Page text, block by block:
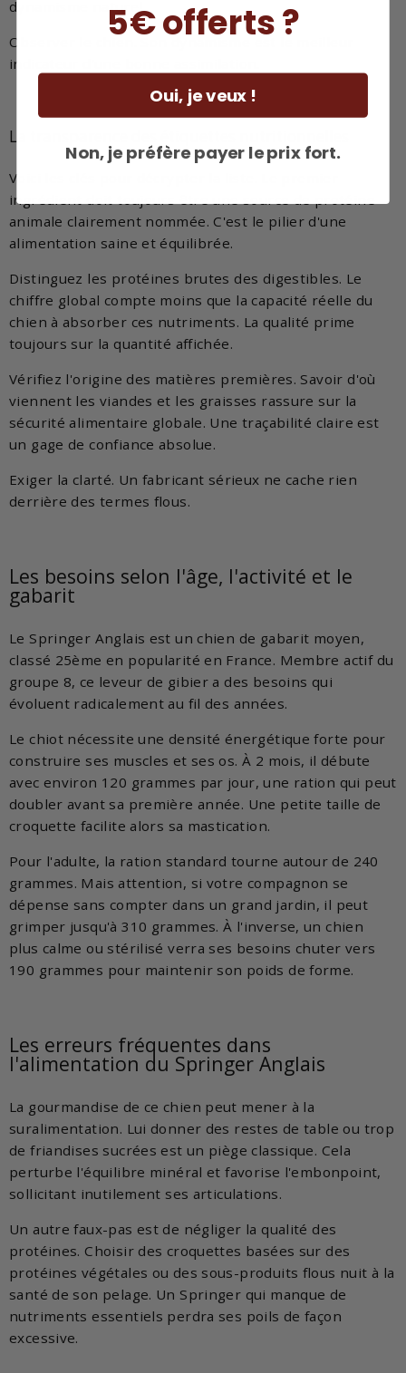
dynamisme naturel.
Observer le chien. Son dynamisme est le meilleur
indicateur d'une bonne assimilation.
La transparence des étiquettes nutritionnelles
Voici les clés pour décrypter la liste. Le premier
ingrédient doit toujours être une source de protéine
animale clairement nommée. C'est le pilier d'une
alimentation saine et équilibrée.
Distinguez les protéines brutes des digestibles. Le
chiffre global compte moins que la capacité réelle du
chien à absorber ces nutriments. La qualité prime
toujours sur la quantité affichée.
Vérifiez l'origine des matières premières. Savoir d'où
viennent les viandes et les graisses rassure sur la
sécurité alimentaire globale. Une traçabilité claire est
un gage de confiance absolue.
Exiger la clarté. Un fabricant sérieux ne cache rien
derrière des termes flous.
Les besoins selon l'âge, l'activité et le
gabarit
Le Springer Anglais est un chien de gabarit moyen,
classé 25ème en popularité en France. Membre actif du
groupe 8, ce leveur de gibier a des besoins qui
évoluent radicalement au fil des années.
Le chiot nécessite une densité énergétique forte pour
construire ses muscles et ses os. À 2 mois, il débute
avec environ 120 grammes par jour, une ration qui peut
doubler avant sa première année. Une petite taille de
croquette facilite alors sa mastication.
Pour l'adulte, la ration standard tourne autour de 240
grammes. Mais attention, si votre compagnon se
dépense sans compter dans un grand jardin, il peut
grimper jusqu'à 310 grammes. À l'inverse, un chien
plus calme ou stérilisé verra ses besoins chuter vers
190 grammes pour maintenir son poids de forme.
Les erreurs fréquentes dans
l'alimentation du Springer Anglais
La gourmandise de ce chien peut mener à la
suralimentation. Lui donner des restes de table ou trop
de friandises sucrées est un piège classique. Cela
perturbe l'équilibre minéral et favorise l'embonpoint,
sollicitant inutilement ses articulations.
Un autre faux-pas est de négliger la qualité des
protéines. Choisir des croquettes basées sur des
protéines végétales ou des sous-produits flous nuit à la
santé de son pelage. Un Springer qui manque de
nutriments essentiels perdra ses poils de façon
excessive.
5€ offerts ?
Oui, je veux !
Non, je préfère payer le prix fort.